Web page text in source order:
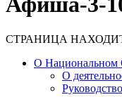
СТРАНИЦА
О Национальном
О
Руководство